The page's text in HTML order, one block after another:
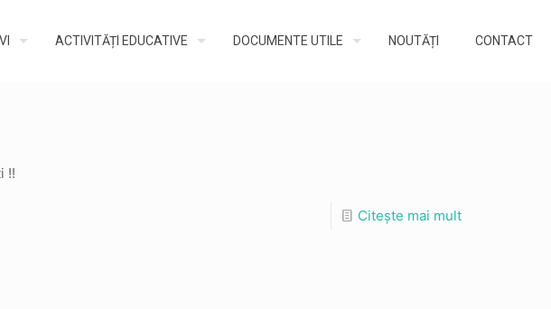
ACTIVITĂȚI EDUCATIVE DOCUMENTE UTILE NOUTĂȚI CONTACT
!!
Citește mai mult